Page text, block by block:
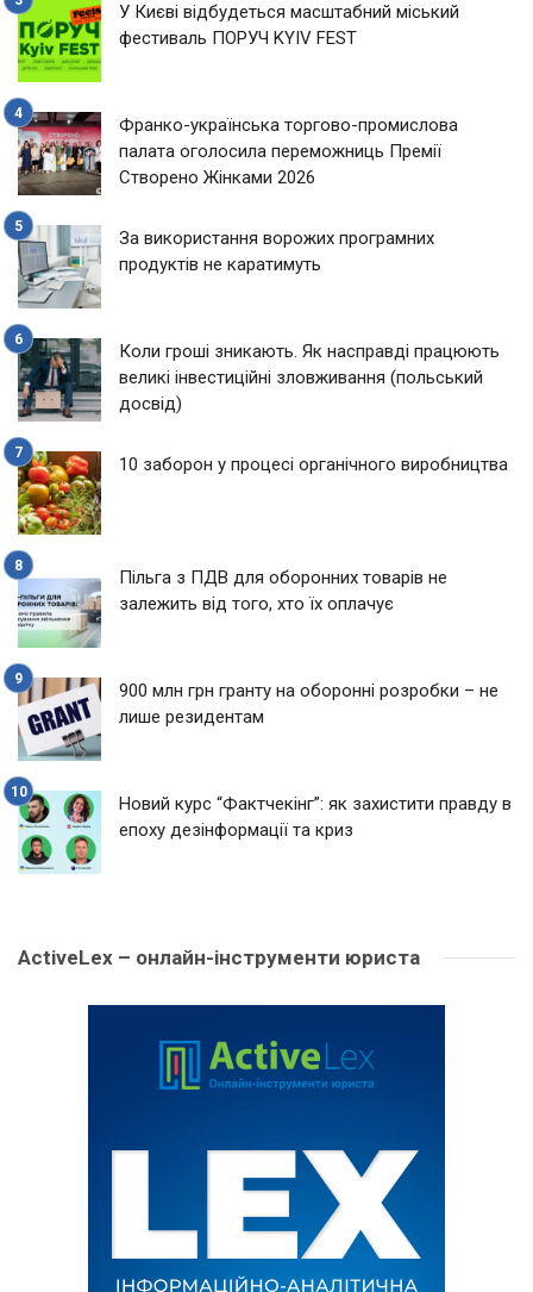
У Києві відбудеться масштабний міський
фестиваль ПОРУЧ KYIV FEST
Франко-українська торгово-промислова
палата оголосила переможниць Премії
Створено Жінками 2026
За використання ворожих програмних
продуктів не каратимуть
Коли гроші зникають. Як насправді працюють
великі інвестиційні зловживання (польський
досвід)
10 заборон у процесі органічного виробництва
Пільга з ПДВ для оборонних товарів не
залежить від того, хто їх оплачує
900 млн грн гранту на оборонні розробки – не
лише резидентам
Новий курс “Фактчекінг”: як захистити правду в
епоху дезінформації та криз
ActiveLex – онлайн-інструменти юриста